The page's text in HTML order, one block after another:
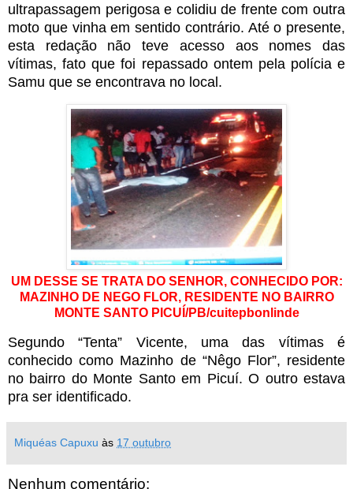
ultrapassagem perigosa e colidiu de frente com outra
moto que vinha em sentido contrário. Até o presente,
esta redação não teve acesso aos nomes das
vítimas, fato que foi repassado ontem pela polícia e
Samu que se encontrava no local.
UM DESSE SE TRATA DO SENHOR, CONHECIDO POR:
MAZINHO DE NEGO FLOR, RESIDENTE NO BAIRRO
MONTE SANTO PICUÍ/PB/cuitepbonlinde
Segundo “Tenta” Vicente, uma das vítimas é
conhecido como Mazinho de “Nêgo Flor”, residente
no bairro do Monte Santo em Picuí. O outro estava
pra ser identificado.
Miquéas Capuxu às 17 outubro
Nenhum comentário: